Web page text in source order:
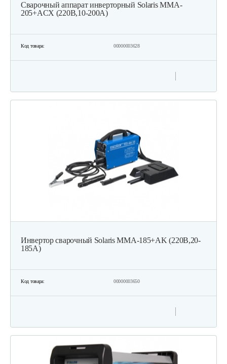
Сварочный аппарат инверторный Solaris MMA-
205+ACX (220В,10-200А)
Код товара: 00000003628
Инвертор сварочный Solaris MMA-185+AK (220В,20-
185А)
Код товара: 00000003650